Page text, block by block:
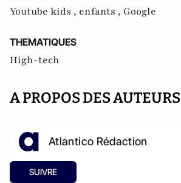
Youtube kids , enfants , Google
THEMATIQUES
High-tech
A PROPOS DES AUTEURS
Atlantico Rédaction
SUIVRE